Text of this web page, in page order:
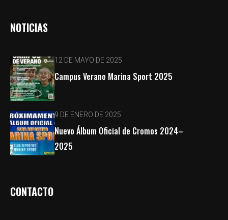
NOTICIAS
12 DE MAYO DE 2025
Campus Verano Marina Sport 2025
9 DE ENERO DE 2025
Nuevo Álbum Oficial de Cromos 2024–
2025
CONTACTO